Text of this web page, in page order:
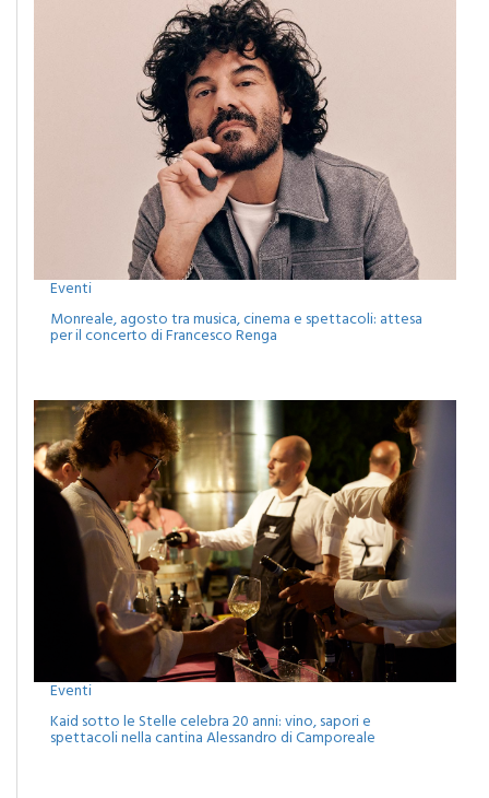
Eventi
Monreale, agosto tra musica, cinema e spettacoli: attesa
Eventi
Kaid sotto le Stelle celebra 20 anni: vino, sapori e